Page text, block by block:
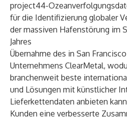
project44-
für die Identifizierung globaler
der massiven Hafenstörung im
Jahres
Übernahme des in San
Unternehmens ClearMetal,
branchenweit beste
und Lösungen mit künstlicher
Lieferkettendaten anbieten
Kunden eine verbesserte